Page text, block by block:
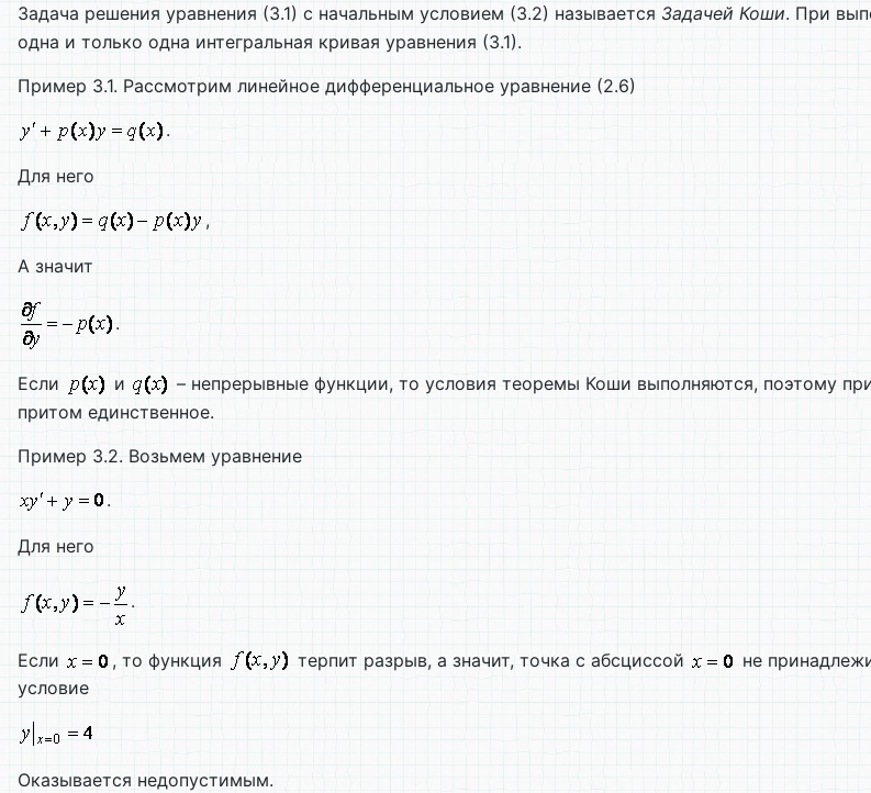
Задача решения уравнения (3.1) с начальным условием (3.2) называется Задачей Коши. При
одна и только одна интегральная кривая уравнения (3.1).
Пример 3.1. Рассмотрим линейное дифференциальное уравнение (2.6)
.
Для него
,
А значит
.
Если и
– непрерывные функции, то условия теоремы Коши выполняются, поэтому
притом единственное.
Пример 3.2. Возьмем уравнение
.
Для него
.
Если , то функция терпит разрыв, а значит, точка с абсциссой не
условие
Оказывается недопустимым.